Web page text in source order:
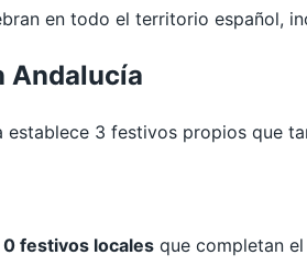
en todo el territorio español,
Andalucía
3 festivos propios que
0 festivos locales que completan